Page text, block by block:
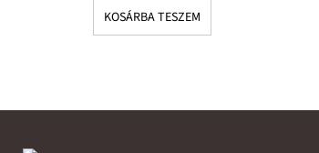
KOSÁRBA TESZEM